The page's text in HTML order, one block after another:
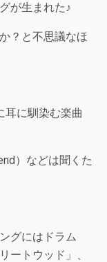
が生まれた♪
？と不思議なほ
耳に馴染む楽曲
）などは聞くた
グにはドラム
ートウッド」、